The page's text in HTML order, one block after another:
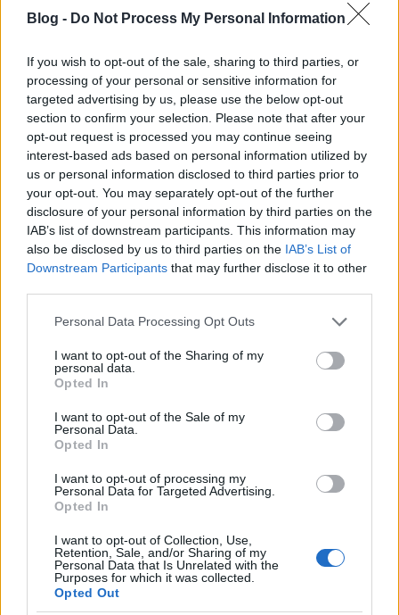
Blog - Do Not Process My Personal Information
If you wish to opt-out of the sale, sharing to third parties, or
processing of your personal or sensitive information for
targeted advertising by us, please use the below opt-out
section to confirm your selection. Please note that after your
opt-out request is processed you may continue seeing
interest-based ads based on personal information utilized by
us or personal information disclosed to third parties prior to
your opt-out. You may separately opt-out of the further
disclosure of your personal information by third parties on the
IAB’s list of downstream participants. This information may
also be disclosed by us to third parties on the IAB’s List of
Downstream Participants that may further disclose it to other
Please note that this website/app uses one or more Google
not limited to your visit or usage behaviour. You may click to
grant or deny consent to Google and its third-party tags to
use your data for below specified purposes in below Google
consent section.
Personal Data Processing Opt Outs
I want to opt-out of the Sharing of my
personal data.
Opted In
I want to opt-out of the Sale of my
Personal Data.
Opted In
I want to opt-out of processing my
Personal Data for Targeted Advertising.
Opted In
I want to opt-out of Collection, Use,
Retention, Sale, and/or Sharing of my
Personal Data that Is Unrelated with the
Purposes for which it was collected.
Opted Out
MARADJ OTTHON:
SZOBATURISTÁSKODÁSOM NAPLÓJA
drkuktart•2020. április 10.
Mit tehet az ember, ha otthon marad? Annyi
mindent. Talán majd ezek felsorolására is időt
szakítok, ha éppen nem az annyi minden kellős
közepén ...